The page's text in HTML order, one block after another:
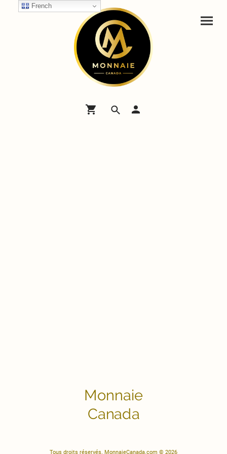
Monnaie
Canada
Tous droits réservés. MonnaieCanada.com © 2026
French